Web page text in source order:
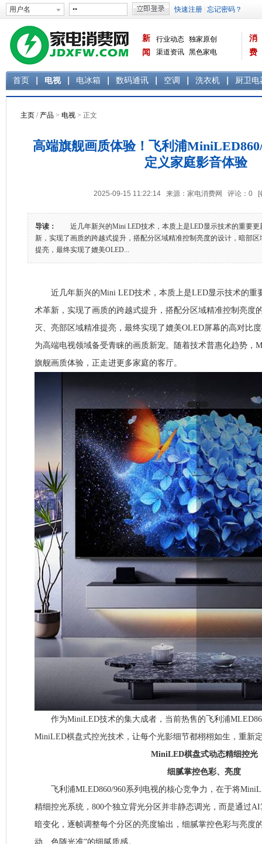
新
闻
行业动态 独家原创
渠道资讯 黑色家电
消
费
首页 电视 电冰箱 数码通讯 空调 洗衣机 厨卫电
主页 / 产品 > 电视 > 正文
高端旗舰画质体验！飞利浦
定义家庭影音体验
2025-09-15 11:22:14 来源：家电消费网 评论： 0 [
导读：
近几年新兴的Mini LED技术，本质上是LED显示技术的重要更
新，实现了画质的跨越式提升，搭配分区域精准控制亮度的设计，暗部
提亮，最终实现了媲美OLED...
近几年新兴的Mini LED技术，本质上是LED显示技术的重
术革新，实现了画质的跨越式提升，搭配分区域精准控制亮度
灭、亮部区域精准提亮，最终实现了媲美OLED屏幕的高对比
为高端电视领域备受青睐的画质新宠。随着技术普惠化趋势，
旗舰画质体验，正走进更多家庭的客厅。
作为MiniLED技术的集大成者，当前热售的飞利浦
MiniLED棋盘式控光技术，让每个光影细节都栩栩如生，重新
MiniLED棋盘式动态精细控光
细腻掌控色彩、亮度
飞利浦MLED860/960系列电视的核心竞争力，在于将
精细控光系统，800个独立背光分区并非静态调光，而是通过
暗变化，逐帧调整每个分区的亮度输出，细腻掌控色彩与亮度
动、色随光准”的细腻质感。